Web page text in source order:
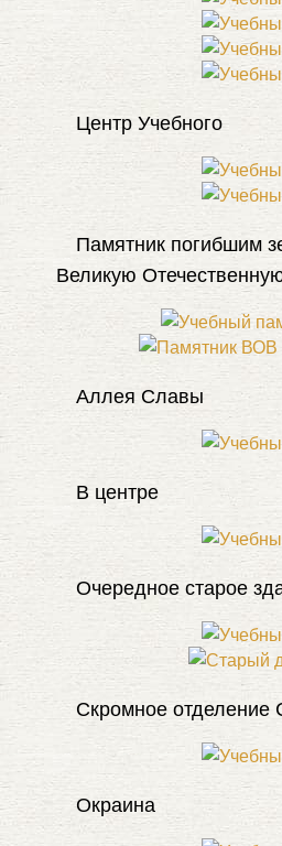
Центр Учебного
Памятник погибшим
Великую
Аллея Славы
В центре
Очередное старое
Скромное отделение
Окраина